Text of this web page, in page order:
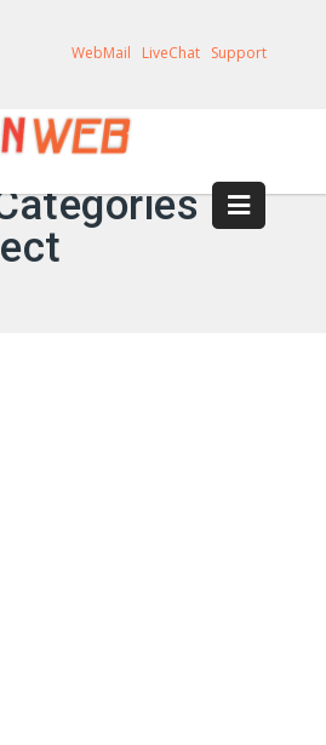
WebMail LiveChat Support